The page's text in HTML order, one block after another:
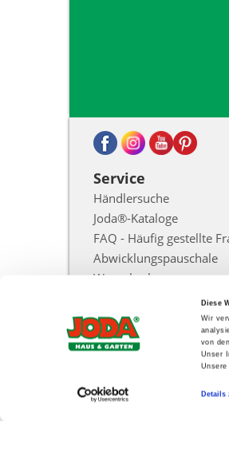
Diese
Wir
von
Unser
Details
Service
Händlersuche
Joda®-Kataloge
FAQ - Häufig gestellte
Abwicklungspauschale
Warenkorb
Vertrag widerrufen